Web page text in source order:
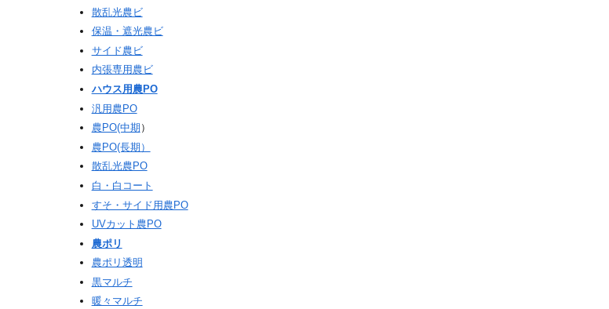
散乱光農ビ
保温・遮光農ビ
サイド農ビ
内張専用農ビ
ハウス用農PO
汎用農PO
農PO(中期 ）
農PO(長期）
散乱光農PO
白・白コート
すそ・サイド用農PO
UVカット農PO
農ポリ
農ポリ透明
黒マルチ
暖々マルチ